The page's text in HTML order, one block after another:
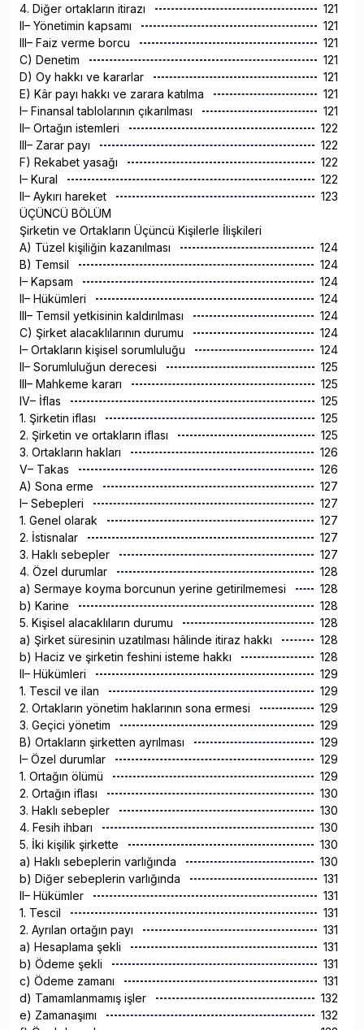
4. Diğer ortakların itirazı
121
II– Yönetimin kapsamı
121
III– Faiz verme borcu
121
C) Denetim
121
D) Oy hakkı ve kararlar
121
E) Kâr payı hakkı ve zarara katılma
121
I– Finansal tablolarının çıkarılması
121
II– Ortağın istemleri
122
III– Zarar payı
122
F) Rekabet yasağı
122
I– Kural
122
II– Aykırı hareket
123
ÜÇÜNCÜ BÖLÜM
Şirketin ve Ortakların Üçüncü Kişilerle İlişkileri
A) Tüzel kişiliğin kazanılması
124
B) Temsil
124
I– Kapsam
124
II– Hükümleri
124
III– Temsil yetkisinin kaldırılması
124
C) Şirket alacaklılarının durumu
124
I– Ortakların kişisel sorumluluğu
124
II– Sorumluluğun derecesi
125
III– Mahkeme kararı
125
IV– İflas
125
1. Şirketin iflası
125
2. Şirketin ve ortakların iflası
125
3. Ortakların hakları
126
V– Takas
126
A) Sona erme
127
I– Sebepleri
127
1. Genel olarak
127
2. İstisnalar
127
3. Haklı sebepler
127
4. Özel durumlar
128
a) Sermaye koyma borcunun yerine getirilmemesi
128
b) Karine
128
5. Kişisel alacaklıların durumu
128
a) Şirket süresinin uzatılması hâlinde itiraz hakkı
128
b) Haciz ve şirketin feshini isteme hakkı
128
II– Hükümleri
129
1. Tescil ve ilan
129
2. Ortakların yönetim haklarının sona ermesi
129
3. Geçici yönetim
129
B) Ortakların şirketten ayrılması
129
I– Özel durumlar
129
1. Ortağın ölümü
129
2. Ortağın iflası
130
3. Haklı sebepler
130
4. Fesih ihbarı
130
5. İki kişilik şirkette
130
a) Haklı sebeplerin varlığında
130
b) Diğer sebeplerin varlığında
131
II– Hükümler
131
1. Tescil
131
2. Ayrılan ortağın payı
131
a) Hesaplama şekli
131
b) Ödeme şekli
131
c) Ödeme zamanı
131
d) Tamamlanmamış işler
132
e) Zamanaşımı
132